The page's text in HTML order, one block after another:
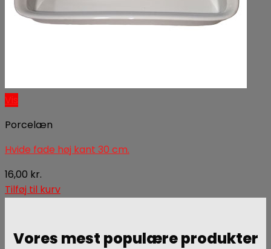
Porcelæn
Hvide fade høj kant 30 cm.
16,00 kr.
Tilføj til kurv
Vores mest populære produkter